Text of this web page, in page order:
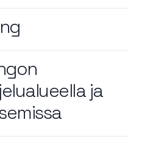
ja